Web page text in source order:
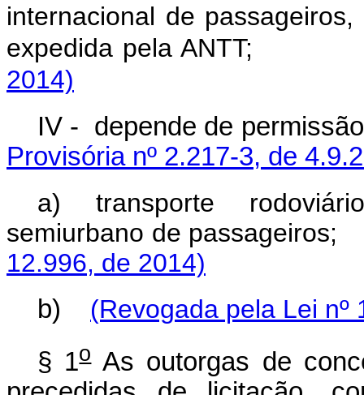
internacional de
expedida pela
2014)
IV - depende de
Provisória nº 2.217-3, de
a) transporte
semiurbano de
12.996, de 2014)
b) (Revogada pela Lei nº
§ 1oAs outorgas de